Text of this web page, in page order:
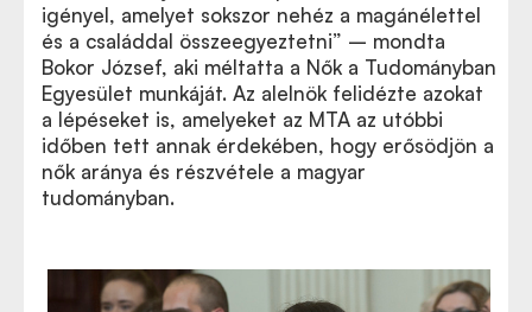
igényel, amelyet sokszor nehéz a magánélettel
és a családdal összeegyeztetni” – mondta
Bokor József, aki méltatta a Nők a Tudományban
Egyesület munkáját. Az alelnök felidézte azokat
a lépéseket is, amelyeket az MTA az utóbbi
időben tett annak érdekében, hogy erősödjön a
nők aránya és részvétele a magyar
tudományban.